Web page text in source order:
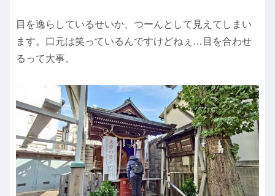
目を逸らしているせいか、つーんとして見えてしまい
ます。口元は笑っているんですけどねぇ…目を合わせ
るって大事。